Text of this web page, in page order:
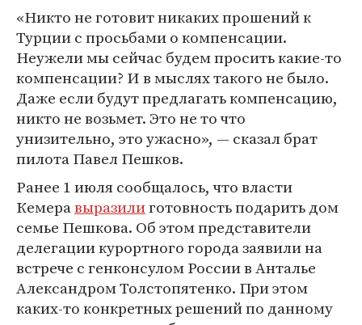
«Никто не готовит никаких прошений к
Турции с просьбами о компенсации.
Неужели мы сейчас будем просить какие-то
компенсации? И в мыслях такого не было.
Даже если будут предлагать компенсацию,
никто не возьмет. Это не то что
унизительно, это ужасно», — сказал брат
пилота Павел Пешков.
Ранее 1 июля сообщалось, что власти
Кемеравыразилиготовность подарить дом
семье Пешкова. Об этом представители
делегации курортного города заявили на
встрече с генконсулом России в Анталье
Александром Толстопятенко. При этом
каких-то конкретных решений по данному